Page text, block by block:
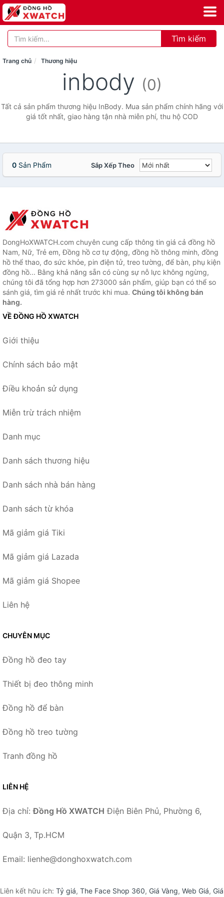
Tìm kiếm
Trang chủ Thương hiệu
inbody (0)
Tất cả sản phẩm thương hiệu InBody. Mua sản phẩm chính hãng với
giá tốt nhất, giao hàng tận nhà miễn phí, thu hộ COD
0 Sản Phẩm Sắp Xếp Theo
DongHoXWATCH.com chuyên cung cấp thông tin giá cả đồng hồ
Nam, Nữ, Trẻ em, Đồng hồ cơ tự động, đồng hồ thông minh, đồng
hồ thể thao, đo sức khỏe, pin điện tử, treo tường, để bàn, phụ kiện
đồng hồ... Bằng khả năng sẵn có cùng sự nỗ lực không ngừng,
chúng tôi đã tổng hợp hơn 273000 sản phẩm, giúp bạn có thể so
sánh giá, tìm giá rẻ nhất trước khi mua. Chúng tôi không bán
hàng.
VỀ ĐỒNG HỒ XWATCH
Giới thiệu
Chính sách bảo mật
Điều khoản sử dụng
Miễn trừ trách nhiệm
Danh mục
Danh sách thương hiệu
Danh sách nhà bán hàng
Danh sách từ khóa
Mã giảm giá Tiki
Mã giảm giá Lazada
Mã giảm giá Shopee
Liên hệ
CHUYÊN MỤC
Đồng hồ đeo tay
Thiết bị đeo thông minh
Đồng hồ để bàn
Đồng hồ treo tường
Tranh đồng hồ
LIÊN HỆ
Địa chỉ:Đồng Hồ XWATCH Điện Biên Phủ, Phường 6,
Quận 3, Tp.HCM
Email: lienhe@donghoxwatch.com
Liên kết hữu ích: Tỷ giá, The Face Shop 360, Giá Vàng, Web Giá, Giá